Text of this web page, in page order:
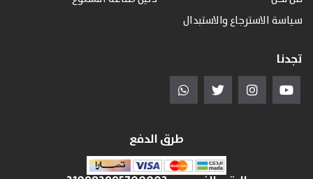
سياسة الاسترجاع والاستبدال
تجدنا
طرق الدفع